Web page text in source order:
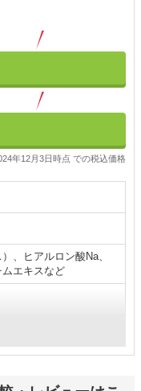
年12月3日時点 での税込価格
、ヒアルロン酸Na、
エキスなど
り